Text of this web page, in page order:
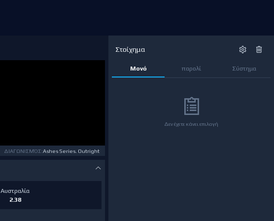
ΔΙΑΓΩΝΙΣΜΌΣ:Ashes Series. Outright
Αυστραλία
2.38
Στοίχημα
Μονό παρολί Σύστημα
Δεν έχετε κάνει επιλογή